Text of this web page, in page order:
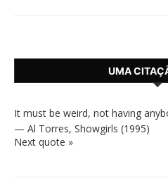
UMA
It must be weird, not having
— Al Torres, Showgirls (1995)
Next quote »